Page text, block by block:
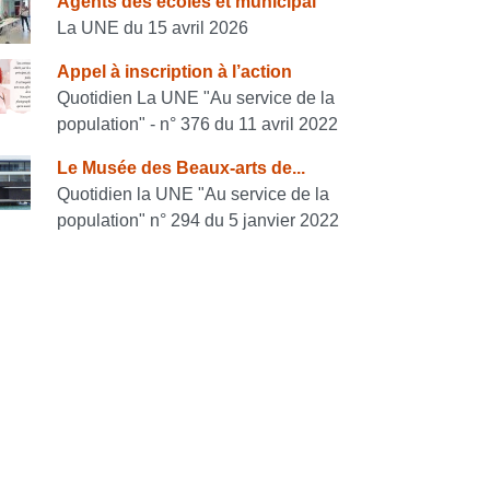
La UNE du 15 avril 2026
Appel à inscription à l’action
Quotidien La UNE "Au service de la
population" - n° 376 du 11 avril 2022
Le Musée des Beaux-arts de...
Quotidien la UNE "Au service de la
population" n° 294 du 5 janvier 2022